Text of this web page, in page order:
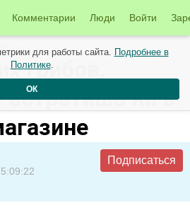
Комментарии Люди Войти
мая
грибов,
встретишь ни в
Подписаться
для работы сайта. Подробнее в
Политике.
ОК